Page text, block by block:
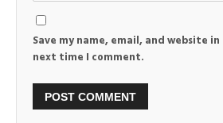
Save my name, email, and website
next time I comment.